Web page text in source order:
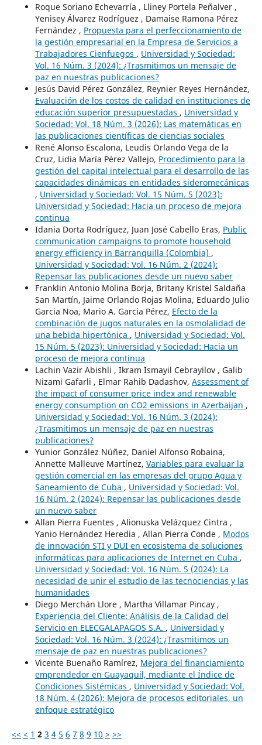
Roque Soriano Echevarría , Lliney Portela Peñalver ,
Yenisey Álvarez Rodríguez , Damaise Ramona Pérez
Fernández , Propuesta para el perfeccionamiento de
la gestión empresarial en la Empresa de Servicios a
Trabajadores Cienfuegos , Universidad y Sociedad:
Vol. 16 Núm. 3 (2024): ¿Trasmitimos un mensaje de
paz en nuestras publicaciones?
Jesús David Pérez González, Reynier Reyes Hernández,
Evaluación de los costos de calidad en instituciones de
educación superior presupuestadas , Universidad y
Sociedad: Vol. 18 Núm. 3 (2026): Las matemáticas en
las publicaciones científicas de ciencias sociales
René Alonso Escalona, Leudis Orlando Vega de la
Cruz, Lidia María Pérez Vallejo, Procedimiento para la
gestión del capital intelectual para el desarrollo de las
capacidades dinámicas en entidades sideromecánicas
, Universidad y Sociedad: Vol. 15 Núm. 5 (2023):
Universidad y Sociedad: Hacia un proceso de mejora
continua
Idania Dorta Rodríguez, Juan José Cabello Eras, Public
communication campaigns to promote household
energy efficiency in Barranquilla (Colombia) ,
Universidad y Sociedad: Vol. 16 Núm. 2 (2024):
Repensar las publicaciones desde un nuevo saber
Franklin Antonio Molina Borja, Britany Kristel Saldaña
San Martín, Jaime Orlando Rojas Molina, Eduardo Julio
Garcia Noa, Mario A. Garcia Pérez, Efecto de la
combinación de jugos naturales en la osmolalidad de
una bebida hipertónica , Universidad y Sociedad: Vol.
15 Núm. 5 (2023): Universidad y Sociedad: Hacia un
proceso de mejora continua
Lachin Vazir Abishli , Ikram Ismayil Cebrayilov , Galib
Nizami Gafarli , Elmar Rahib Dadashov, Assessment of
the impact of consumer price index and renewable
energy consumption on CO2 emissions in Azerbaijan ,
Universidad y Sociedad: Vol. 16 Núm. 3 (2024):
¿Trasmitimos un mensaje de paz en nuestras
publicaciones?
Yunior González Núñez, Daniel Alfonso Robaina,
Annette Malleuve Martínez, Variables para evaluar la
gestión comercial en las empresas del grupo Agua y
Saneamiento de Cuba , Universidad y Sociedad: Vol.
16 Núm. 2 (2024): Repensar las publicaciones desde
un nuevo saber
Allan Pierra Fuentes , Alionuska Velázquez Cintra ,
Yanio Hernández Heredia , Allan Pierra Conde , Modos
de innovación STI y DUI en ecosistema de soluciones
informáticas para aplicaciones de Internet en Cuba ,
Universidad y Sociedad: Vol. 16 Núm. 5 (2024): La
necesidad de unir el estudio de las tecnociencias y las
humanidades
Diego Merchán Llore , Martha Villamar Pincay ,
Experiencia del Cliente: Análisis de la Calidad del
Servicio en ELECGALAPAGOS S.A. , Universidad y
Sociedad: Vol. 16 Núm. 3 (2024): ¿Trasmitimos un
mensaje de paz en nuestras publicaciones?
Vicente Buenaño Ramírez, Mejora del financiamiento
emprendedor en Guayaquil, mediante el Índice de
Condiciones Sistémicas , Universidad y Sociedad: Vol.
18 Núm. 4 (2026): Mejora de procesos editoriales, un
enfoque estratégico
<< < 1 2 3 4 5 6 7 8 9 10 > >>